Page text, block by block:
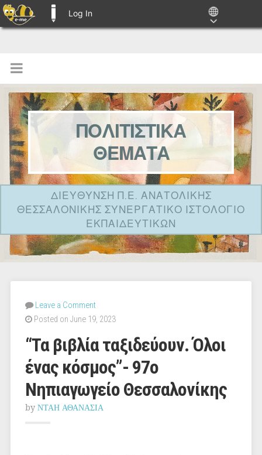
Log In
ΠΟΛΙΤΙΣΤΙΚΑ
ΘΕΜΑΤΑ
ΔΙΕΥΘΥΝΣΗ Π.Ε. ΑΝΑΤΟΛΙΚΗΣ
ΘΕΣΣΑΛΟΝΙΚΗΣ ΣΥΝΕΡΓΑΤΙΚΟ ΙΣΤΟΛΟΓΙΟ
ΕΚΠΑΙΔΕΥΤΙΚΩΝ
Leave a Comment
Posted on June 19, 2023
“Τα βιβλία ταξιδεύουν. Όλοι
ένας κόσμος”- 97ο
Νηπιαγωγείο Θεσσαλονίκης
by ΝΤΑΗ ΑΘΑΝΑΣΙΑ